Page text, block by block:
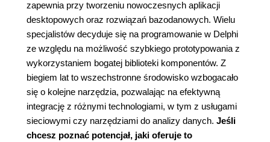
zapewnia przy tworzeniu nowoczesnych aplikacji
desktopowych oraz rozwiązań bazodanowych. Wielu
specjalistów decyduje się na programowanie w Delphi
ze względu na możliwość szybkiego prototypowania z
wykorzystaniem bogatej biblioteki komponentów. Z
biegiem lat to wszechstronne środowisko wzbogacało
się o kolejne narzędzia, pozwalając na efektywną
integrację z różnymi technologiami, w tym z usługami
sieciowymi czy narzędziami do analizy danych. Jeśli
chcesz poznać potencjał, jaki oferuje to